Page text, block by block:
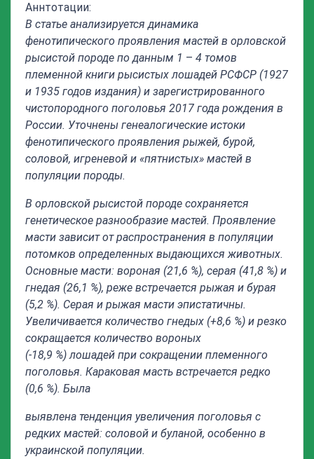
Аннтотации:
В статье анализируется динамика
фенотипического проявления мастей в орловской
рысистой породе по данным 1 – 4 томов
племенной книги рысистых лошадей РСФСР (1927
и 1935 годов издания) и зарегистрированного
чистопородного поголовья 2017 года рождения в
России. Уточнены генеалогические истоки
фенотипического проявления рыжей, бурой,
соловой, игреневой и «пятнистых» мастей в
популяции породы.
В орловской рысистой породе сохраняется
генетическое разнообразие мастей. Проявление
масти зависит от распространения в популяции
потомков определенных выдающихся животных.
Основные масти: вороная (21,6 %), серая (41,8 %) и
гнедая (26,1 %), реже встречается рыжая и бурая
(5,2 %). Серая и рыжая масти эпистатичны.
Увеличивается количество гнедых (+8,6 %) и резко
сокращается количество вороных
(-18,9 %) лошадей при сокращении племенного
поголовья. Караковая масть встречается редко
(0,6 %). Была
выявлена тенденция увеличения поголовья с
редких мастей: соловой и буланой, особенно в
украинской популяции.